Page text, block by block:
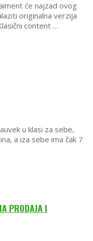
će najzad ovog
originalna verzija
content …
u klasi za sebe,
a iza sebe ima čak 7
PRODAJA I